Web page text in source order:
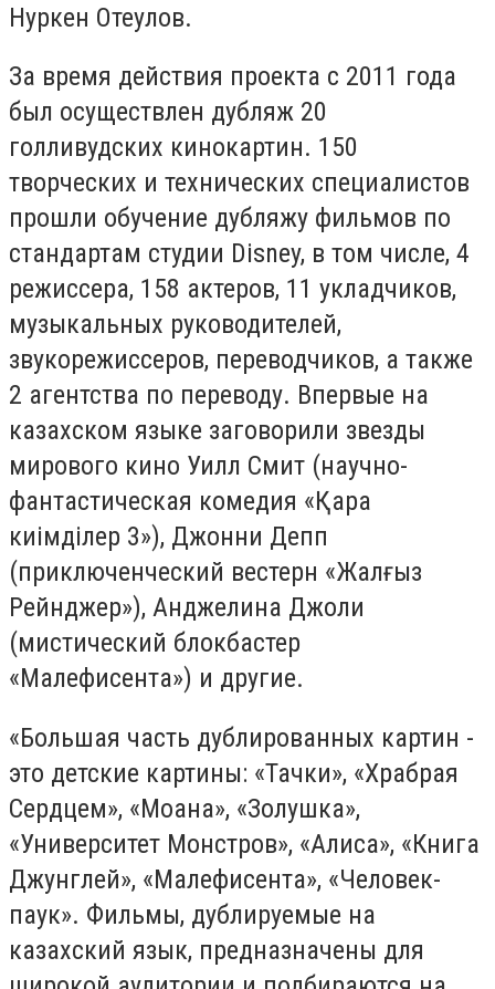
Нуркен Отеулов.
За время действия проекта с 2011 года
был осуществлен дубляж 20
голливудских кинокартин. 150
творческих и технических специалистов
прошли обучение дубляжу фильмов по
стандартам студии Disney, в том числе, 4
режиссера, 158 актеров, 11 укладчиков,
музыкальных руководителей,
звукорежиссеров, переводчиков, а также
2 агентства по переводу. Впервые на
казахском языке заговорили звезды
мирового кино Уилл Смит (научно-
фантастическая комедия «Қара
киімділер 3»), Джонни Депп
(приключенческий вестерн «Жалғыз
Рейнджер»), Анджелина Джоли
(мистический блокбастер
«Малефисента») и другие.
«Большая часть дублированных картин -
это детские картины: «Тачки», «Храбрая
Сердцем», «Моана», «Золушка»,
«Университет Монстров», «Алиса», «Книга
Джунглей», «Малефисента», «Человек-
паук». Фильмы, дублируемые на
казахский язык, предназначены для